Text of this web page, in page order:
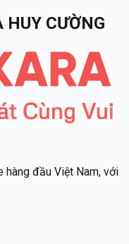
HUY CƯỜNG
hàng đầu Việt Nam, với